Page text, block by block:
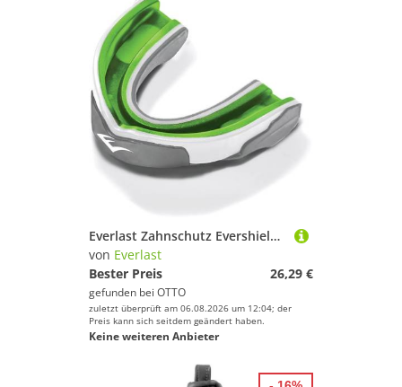
Everlast Zahnschutz Evershield Doppelter Mundschutz
von Everlast
Bester Preis
26,29 €
gefunden bei OTTO
zuletzt überprüft am 06.08.2026 um 12:04; der
Preis kann sich seitdem geändert haben.
Keine weiteren Anbieter